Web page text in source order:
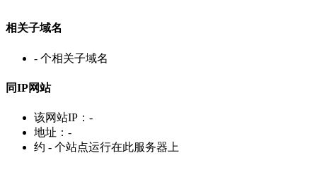
相关子域名
- 个相关子域名
同IP网站
该网站IP： -
地址： -
约 - 个站点运行在此服务器上